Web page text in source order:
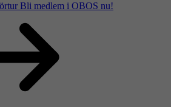
Bli medlem i OBOS nu!